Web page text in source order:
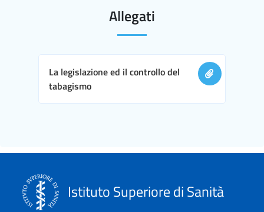
Allegati
La legislazione ed il controllo del
tabagismo
Istituto Superiore di Sanità